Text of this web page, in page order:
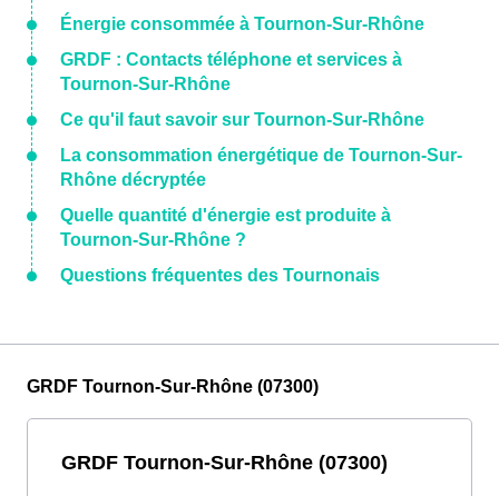
Énergie consommée à Tournon-Sur-Rhône
GRDF : Contacts téléphone et services à
Tournon-Sur-Rhône
Ce qu'il faut savoir sur Tournon-Sur-Rhône
La consommation énergétique de Tournon-Sur-
Rhône décryptée
Quelle quantité d'énergie est produite à
Tournon-Sur-Rhône ?
Questions fréquentes des Tournonais
GRDF Tournon-Sur-Rhône (07300)
GRDF Tournon-Sur-Rhône (07300)